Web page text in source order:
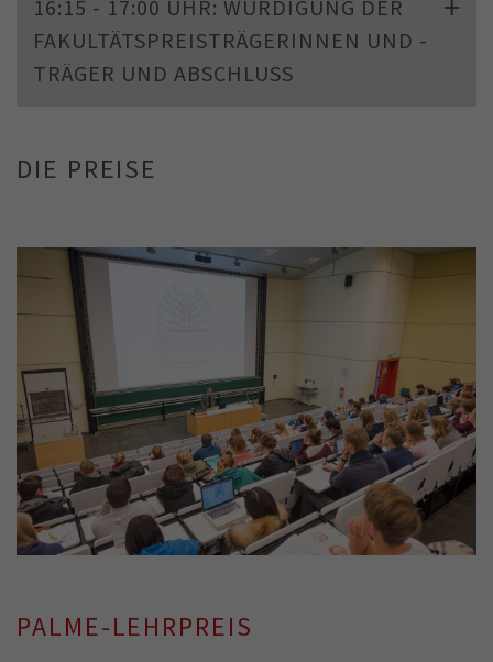
16:15 - 17:00 UHR: WÜRDIGUNG DER
FAKULTÄTSPREISTRÄGERINNEN UND -
TRÄGER UND ABSCHLUSS
DIE PREISE
PALME-LEHRPREIS